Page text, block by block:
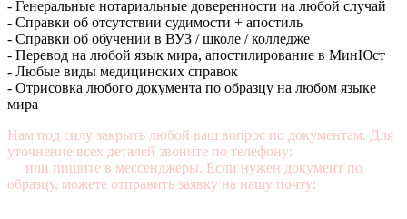
- Генеральные нотариальные доверенности на любой случай
- Справки об отсутствии судимости + апостиль
- Справки об обучении в ВУЗ / школе / колледже
- Перевод на любой язык мира, апостилирование в МинЮст
- Любые виды медицинских справок
- Отрисовка любого документа по образцу на любом языке
мира
Нам под силу закрыть любой ваш вопрос по документам. Для
уточнение всех деталей звоните по телефону:
или пишите в мессенджеры. Если нужен документ по
образцу, можете отправить заявку на нашу почту: